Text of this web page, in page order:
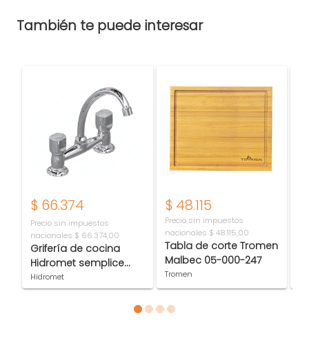
También te puede interesar
$ 48.115
Precio sin impuestos
nacionales $ 48.115,00
Tabla de corte Tromen
Malbec 05-000-247
Tromen
$ 66.374
Precio sin impuestos
nacionales $ 66.374,00
Grifería de cocina
Hidromet semplice
70060CR
Hidromet